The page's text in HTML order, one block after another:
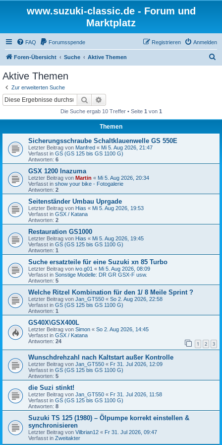
www.suzuki-classic.de - Forum und
Marktplatz
FAQ Forumsspende Anmelden
Registrieren
Foren-Übersicht Suche Aktive Themen
Aktive Themen
Zur erweiterten Suche
Suche
Die Suche ergab 10 Treffer • Seite 1 von 1
Themen
Sicherungsschraube Schaltklauenwelle GS 550E
Letzter Beitrag von Manfred « Mi 5. Aug 2026, 21:47
Verfasst in GS (GS 125 bis GS 1100 G)
Antworten: 6
GSX 1200 Inazuma
Letzter Beitrag von Martin « Mi 5. Aug 2026, 20:34
Verfasst in show your bike - Fotogalerie
Antworten: 2
Seitenständer Umbau Uprgade
Letzter Beitrag von Hias « Mi 5. Aug 2026, 19:53
Verfasst in GSX / Katana
Antworten: 2
Restauration GS1000
Letzter Beitrag von Hias « Mi 5. Aug 2026, 19:45
Verfasst in GS (GS 125 bis GS 1100 G)
Antworten: 1
Suche ersatzteile für eine Suzuki xn 85 Turbo
Letzter Beitrag von ivo.g01 « Mi 5. Aug 2026, 08:09
Verfasst in Sonstige Modelle: DR GR GSX-F usw.
Antworten: 5
Welche Ritzel Kombination für den 1/ 8 Meile Sprint ?
Letzter Beitrag von Jan_GT550 « So 2. Aug 2026, 22:58
Verfasst in GS (GS 125 bis GS 1100 G)
Antworten: 1
GS40X\GSX400L
Letzter Beitrag von Simon « So 2. Aug 2026, 14:45
Verfasst in GSX / Katana
Antworten: 24 1 2 3
Wunschdrehzahl nach Kaltstart außer Kontrolle
Letzter Beitrag von Jan_GT550 « Fr 31. Jul 2026, 12:09
Verfasst in GS (GS 125 bis GS 1100 G)
Antworten: 5
die Suzi stinkt!
Letzter Beitrag von Jan_GT550 « Fr 31. Jul 2026, 11:58
Verfasst in GS (GS 125 bis GS 1100 G)
Antworten: 8
Suzuki TS 125 (1980) – Ölpumpe korrekt einstellen &
synchronisieren
Letzter Beitrag von Vilbrian12 « Fr 31. Jul 2026, 09:47
Verfasst in Zweitakter